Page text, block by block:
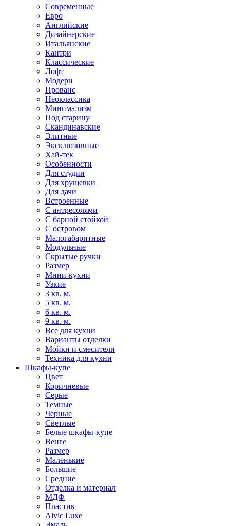
Современные
Евро
Английские
Дизайнерские
Итальянские
Кантри
Классические
Лофт
Модерн
Прованс
Неоклассика
Минимализм
Под старину
Скандинавские
Элитные
Эксклюзивные
Хай-тек
Особенности
Для студии
Для хрущевки
Для дачи
Встроенные
С антресолями
С барной стойкой
С островом
Малогабаритные
Модульные
Скрытые ручки
Размер
Мини-кухни
Узкие
3 кв. м.
5 кв. м.
6 кв. м.
9 кв. м.
Все для кухни
Варианты отделки
Мойки и смесители
Техника для кухни
Шкафы-купе
Цвет
Коричневые
Серые
Темные
Черные
Светлые
Белые шкафы-купе
Венге
Размер
Маленькие
Большие
Средние
Отделка и материал
МДФ
Пластик
Alvic Luxe